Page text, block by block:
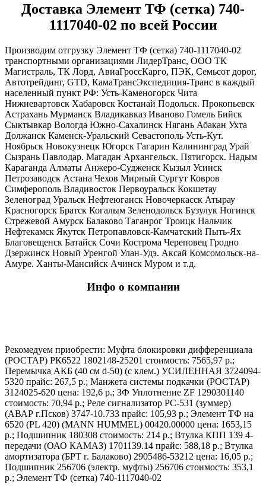
Доставка Элемент ТФ (сетка) 740-
1117040-02 по всей России
Производим отгрузку Элемент ТФ (сетка) 740-1117040-02
транспортными организациями ЛидерТранс, ООО ТК
Магистраль, ТК Лорд, АвиаГроссКарго, ПЭК, Семьсот дорог,
Автотрейдинг, GTD, КамаТрансЭкспедиция-Транс в каждый
населенный пункт РФ: Усть-Каменогорск Чита
Нижневартовск Хабаровск Костанай Подольск. Прокопьевск
Астрахань Мурманск Владикавказ Иваново Гомель Бийск
Сыктывкар Вологда Южно-Сахалинск Нягань Абакан Ухта
Должанск Каменск-Уральский Севастополь Усть-Кут.
Ноябрьск Новокузнецк Югорск Гагарин Калининград Урай
Сызрань Павлодар. Магадан Архангельск. Пятигорск. Надым
Караганда Алматы Анжеро-Судженск Кызыл Усинск
Петрозаводск Астана Чехов Мирный Сургут Ковров
Симферополь Владивосток Первоуральск Кокшетау
Зеленоград Уральск Нефтеюганск Новочеркасск Атырау
Красногорск Братск Когалым Зеленодольск Бузулук Ногинск
Стрежевой Амурск Балаково Таганрог Троицк Нальчик
Нефтекамск Якутск Петропавловск-Камчатский Пыть-Ях
Благовещенск Батайск Сочи Кострома Череповец Гродно
Дзержинск Новый Уренгой Улан-Удэ. Аксай Комсомольск-на-
Амуре. Ханты-Мансийск Ачинск Муром и т.д.
Инфо о компании
Рекомедуем приобрести: Муфта блокировки дифференциала
(РОСТАР) РК6522 1802148-25201 стоимость: 7565,97 р.;
Перемычка АКБ (40 см d-50) (с клем.) УСИЛЕННАЯ 3724094-
5320 прайс: 267,5 р.; Манжета системы подкачки (РОСТАР)
3124025-620 цена: 192,6 р.; ЗФ Уплотнение ZF 1290301140
стоимость: 70,94 р.; Реле сигнализатор РС-531 (зуммер)
(АВАР г.Псков) 3747-10.733 прайс: 105,93 р.; Элемент ТФ на
6520 (PL 420) (MANN HUMMEL) 00420.00000 цена: 1653,15
р.; Подшипник 180308 стоимость: 214 р.; Втулка КПП 139 4-
передачи (ОАО КАМАЗ) 1701139.14 прайс: 588,18 р.; Втулка
амортизатора (БРТ г. Балаково) 2905486-53212 цена: 16,05 р.;
Подшипник 256706 (электр. муфты) 256706 стоимость: 353,1
р.; Элемент ТФ (сетка) 740-1117040-02